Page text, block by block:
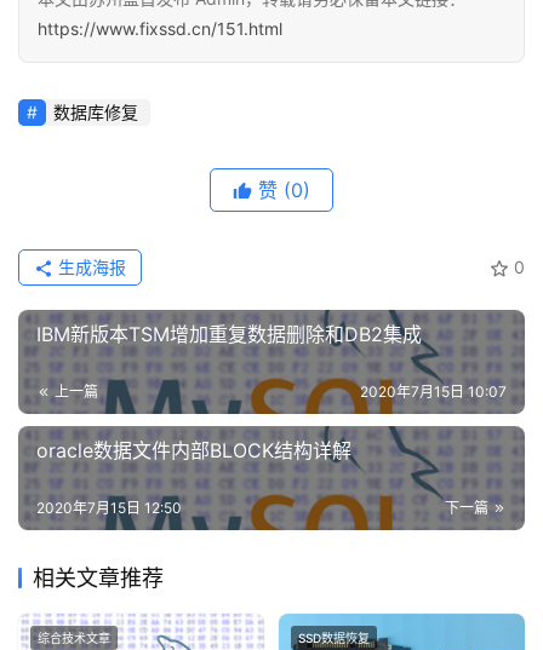
https://www.fixssd.cn/151.html
数据库修复
赞 (0)
0
生成海报
IBM新版本TSM增加重复数据删除和DB2集成
上一篇 2020年7月15日 10:07
oracle数据文件内部BLOCK结构详解
下一篇
2020年7月15日 12:50
相关文章推荐
综合技术文章 SSD数据恢复